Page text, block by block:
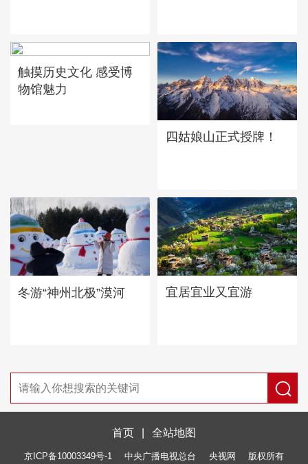
触摸历史文化 感受博
物馆魅力
四姑娘山正式授牌！
冬游“神州北极”漠河 宜居宜业又宜游
首页 全站地图
京ICP备10003349号-1 中央广播电视总台 央视网 版权所有